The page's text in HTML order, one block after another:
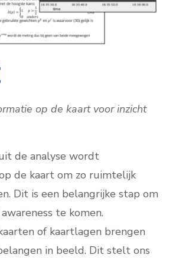
op de kaart voor inzicht
de analyse wordt
de kaart om zo ruimtelijk
Dit is een belangrijke stap om
te komen.
of kaartlagen brengen
in beeld. Dit stelt ons